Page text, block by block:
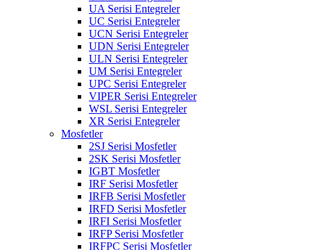
UA Serisi Entegreler
UC Serisi Entegreler
UCN Serisi Entegreler
UDN Serisi Entegreler
ULN Serisi Entegreler
UM Serisi Entegreler
UPC Serisi Entegreler
VIPER Serisi Entegreler
WSL Serisi Entegreler
XR Serisi Entegreler
Mosfetler
2SJ Serisi Mosfetler
2SK Serisi Mosfetler
IGBT Mosfetler
IRF Serisi Mosfetler
IRFB Serisi Mosfetler
IRFD Serisi Mosfetler
IRFI Serisi Mosfetler
IRFP Serisi Mosfetler
IRFPC Serisi Mosfetler